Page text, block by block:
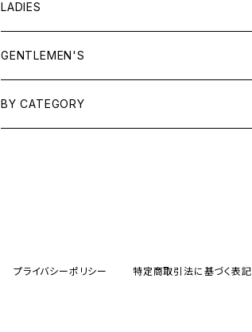
LADIES
TOPS
SHIRTS
OUTERWEAR
GENTLEMEN'S
TOPS
BY CATEGORY
プライバシーポリシー 特定商取引法に基づく表記